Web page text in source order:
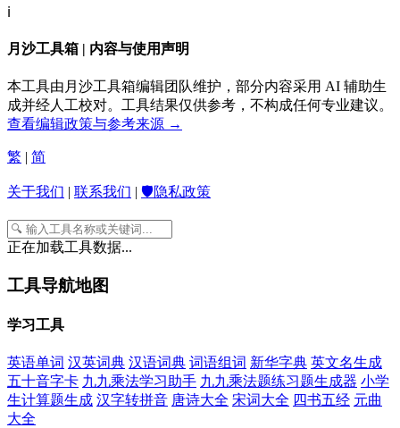
ℹ️
月沙工具箱 | 内容与使用声明
本工具由月沙工具箱编辑团队维护，部分内容采用 AI 辅助生
成并经人工校对。工具结果仅供参考，不构成任何专业建议。
查看编辑政策与参考来源 →
繁 | 简
关于我们 | 联系我们 | 🛡️隐私政策
正在加载工具数据...
工具导航地图
学习工具
英语单词 汉英词典 汉语词典 词语组词 新华字典 英文名生成
五十音字卡 九九乘法学习助手 九九乘法题练习题生成器 小学
生计算题生成 汉字转拼音 唐诗大全 宋词大全 四书五经 元曲
大全